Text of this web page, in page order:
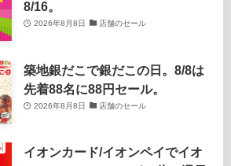
8/16。
2026年8月8日 店舗のセール
築地銀だこで銀だこの日。8/8は
先着88名に88円セール。
2026年8月8日 店舗のセール
イオンカード/イオンペイでイオ